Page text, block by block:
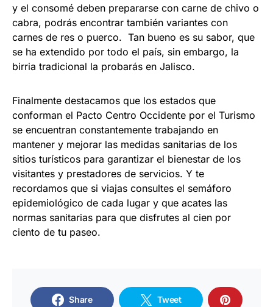
y el consomé deben prepararse con carne de chivo o
cabra, podrás encontrar también variantes con
carnes de res o puerco. Tan bueno es su sabor, que
se ha extendido por todo el país, sin embargo, la
birria tradicional la probarás en Jalisco.
Finalmente destacamos que los estados que
conforman el Pacto Centro Occidente por el Turismo
se encuentran constantemente trabajando en
mantener y mejorar las medidas sanitarias de los
sitios turísticos para garantizar el bienestar de los
visitantes y prestadores de servicios. Y te
recordamos que si viajas consultes el semáforo
epidemiológico de cada lugar y que acates las
normas sanitarias para que disfrutes al cien por
ciento de tu paseo.
Share Tweet